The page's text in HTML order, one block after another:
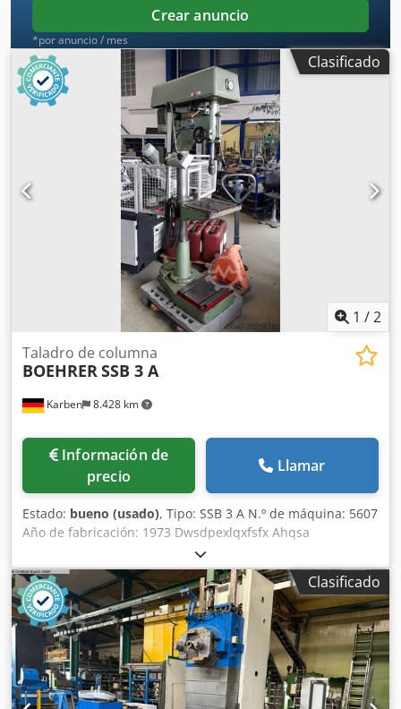
Crear anuncio
*por anuncio / mes
Clasificado
1 /2
Karben 8.428 km
Taladro de columna
BOEHRERSSB 3 A
Información de
precio
Llamar
Estado: bueno (usado), Tipo: SSB 3 A N.º de máquina: 5607
Año de fabricación: 1973 Dwsdpexlqxfsfx Ahqsa
Equipamiento: - Husillo de taladrado MK3 - Lámpara de
máquina - Portabrocas de cierre rápido, incl. cono
adaptador, rango de sujeción 3-16 mm - Velocidades
infinitamente variables Gama 1: 0-900 rpm Gama 2: 0-1700
rpm - Dispositivo para roscado Estado: bueno, revisada en
taller, variador de velocidad con cojinetes nuevos
Clasificado